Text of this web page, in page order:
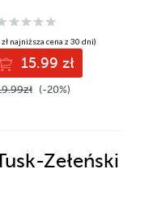
najniższa cena z 30 dni)
15.99 zł
(-20%)
Zełeński